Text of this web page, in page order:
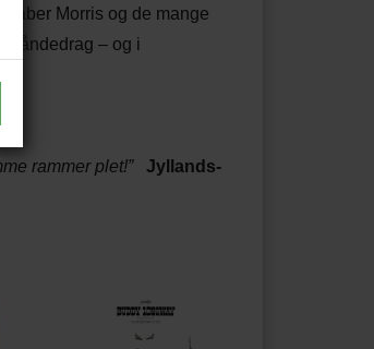
Morris og de mange
åndedrag – og i
rammer plet!” Jyllands-